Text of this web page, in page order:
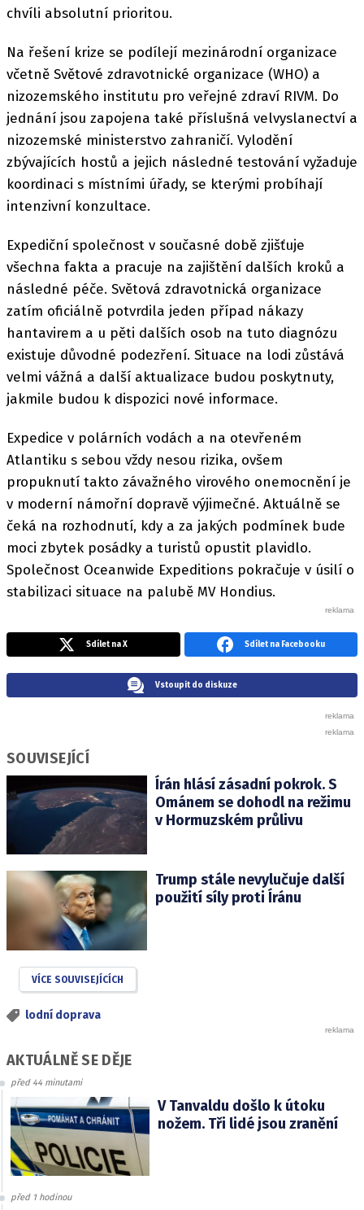
chvíli absolutní prioritou.
Na řešení krize se podílejí mezinárodní organizace
včetně Světové zdravotnické organizace (WHO) a
nizozemského institutu pro veřejné zdraví RIVM. Do
jednání jsou zapojena také příslušná velvyslanectví a
nizozemské ministerstvo zahraničí. Vylodění
zbývajících hostů a jejich následné testování vyžaduje
koordinaci s místními úřady, se kterými probíhají
intenzivní konzultace.
Expediční společnost v současné době zjišťuje
všechna fakta a pracuje na zajištění dalších kroků a
následné péče. Světová zdravotnická organizace
zatím oficiálně potvrdila jeden případ nákazy
hantavirem a u pěti dalších osob na tuto diagnózu
existuje důvodné podezření. Situace na lodi zůstává
velmi vážná a další aktualizace budou poskytnuty,
jakmile budou k dispozici nové informace.
Expedice v polárních vodách a na otevřeném
Atlantiku s sebou vždy nesou rizika, ovšem
propuknutí takto závažného virového onemocnění je
v moderní námořní dopravě výjimečné. Aktuálně se
čeká na rozhodnutí, kdy a za jakých podmínek bude
moci zbytek posádky a turistů opustit plavidlo.
Společnost Oceanwide Expeditions pokračuje v úsilí o
stabilizaci situace na palubě MV Hondius.
Sdílet na X Sdílet na Facebooku
Vstoupit do diskuze
SOUVISEJÍCÍ
Írán hlásí zásadní pokrok. S
Ománem se dohodl na režimu
v Hormuzském průlivu
Trump stále nevylučuje další
použití síly proti Íránu
VÍCE SOUVISEJÍCÍCH
lodní doprava
AKTUÁLNĚ SE DĚJE
před 44 minutami
V Tanvaldu došlo k útoku
nožem. Tři lidé jsou zranění
před 1 hodinou